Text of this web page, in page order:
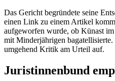
Das Gericht begründete seine
einen Link zu einem Artikel
aufgeworfen wurde, ob Künast
mit Minderjährigen
umgehend Kritik am Urteil auf.
Juristinnenbund